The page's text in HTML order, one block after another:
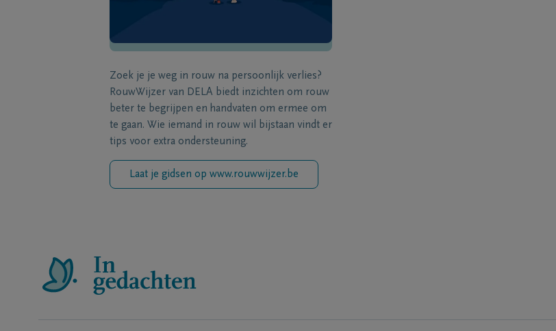
Zoek je je weg in rouw na persoonlijk verlies?
RouwWijzer van DELA biedt inzichten om rouw
beter te begrijpen en handvaten om ermee om
te gaan. Wie iemand in rouw wil bijstaan vindt er
tips voor extra ondersteuning.
Laat je gidsen op www.rouwwijzer.be